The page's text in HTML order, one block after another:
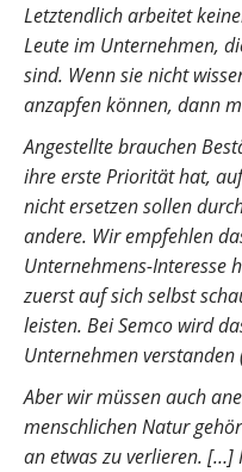
Letztendlich arbeitet
Leute im Unternehmen,
sind. Wenn sie nicht
anzapfen können, dann
Angestellte brauchen
ihre erste Priorität hat,
nicht ersetzen sollen
andere. Wir empfehlen
Unternehmens-Interesse
zuerst auf sich selbst
leisten. Bei Semco wird
Unternehmen
Aber wir müssen auch
menschlichen Natur
an etwas zu verlieren. […]